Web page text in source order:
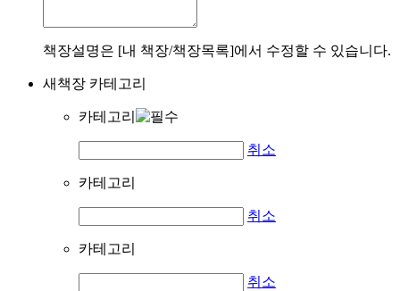
책장설명은 [내 책장/책장목록]에서 수정할 수 있습니다.
새책장 카테고리
카테고리
취소
카테고리
취소
카테고리
취소